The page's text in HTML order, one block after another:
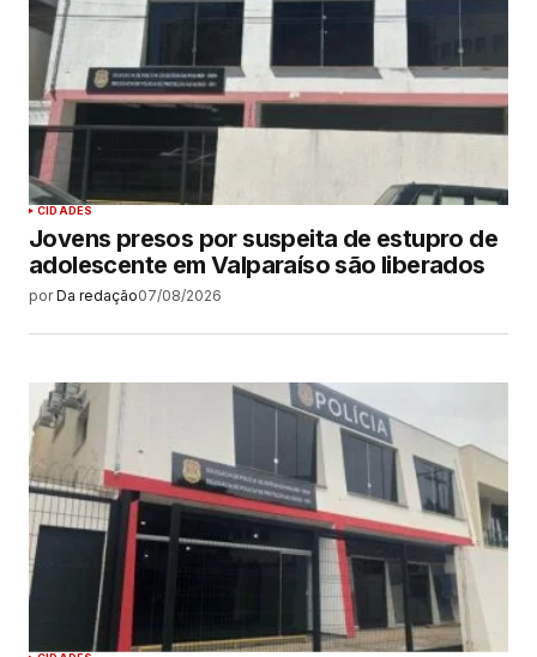
CIDADES
Jovens presos por suspeita de estupro de
adolescente em Valparaíso são liberados
por Da redação07/08/2026